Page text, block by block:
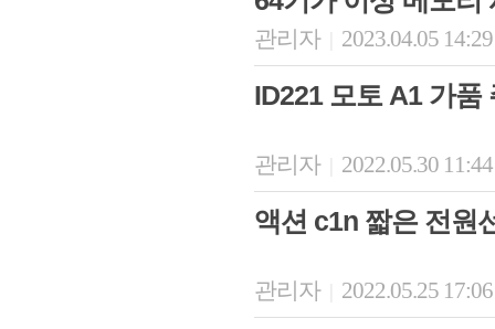
관리자 2023.04.05
ID221 모토 A1 가품
관리자 2022.05.30
액션 c1n 짧은 전원
관리자 2022.05.25